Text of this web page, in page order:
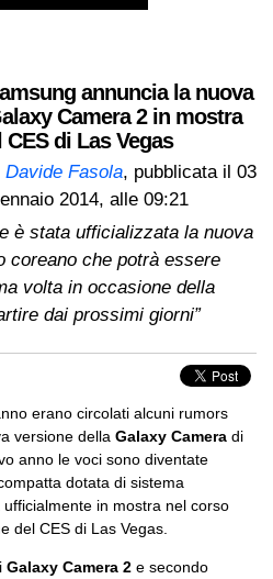
annuncia la nuova
Camera 2 in mostra
CES di Las Vegas
Davide Fasola, pubblicata il 03
2014, alle 09:21
è stata ufficializzata la nuova
coreano che potrà essere
volta in occasione della
dai prossimi giorni”
erano circolati alcuni rumors
versione della Galaxy Camera di
anno le voci sono diventate
dotata di sistema
in mostra nel corso
del CES di Las Vegas.
Galaxy Camera 2 e secondo